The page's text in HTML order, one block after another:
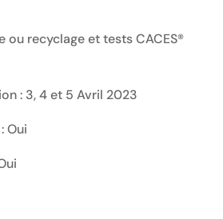
ou recyclage et tests CACES®
: 3, 4 et 5 Avril 2023
Oui